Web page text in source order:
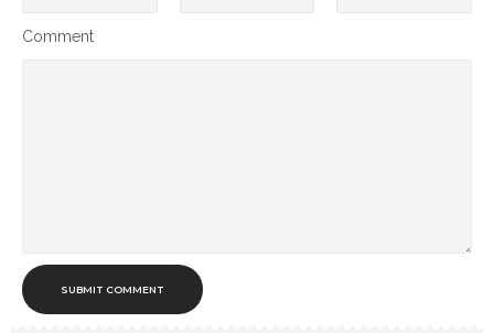
Comment
SUBMIT COMMENT